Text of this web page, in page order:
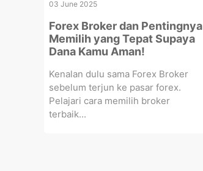
03 June 2025
Forex Broker dan Pentingnya
Memilih yang Tepat Supaya
Dana Kamu Aman!
Kenalan dulu sama Forex Broker
sebelum terjun ke pasar forex.
Pelajari cara memilih broker
terbaik...